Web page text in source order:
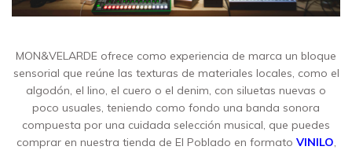
MON&VELARDE ofrece como experiencia de marca un bloque
sensorial que reúne las texturas de materiales locales, como el
algodón, el lino, el cuero o el denim, con siluetas nuevas o
poco usuales, teniendo como fondo una banda sonora
compuesta por una cuidada selección musical, que puedes
comprar en nuestra tienda de El Poblado en formato VINILO,